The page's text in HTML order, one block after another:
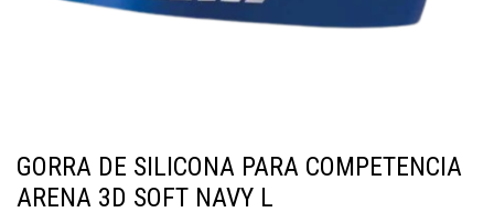
GORRA DE SILICONA PARA COMPETENCIA
ARENA 3D SOFT NAVY L